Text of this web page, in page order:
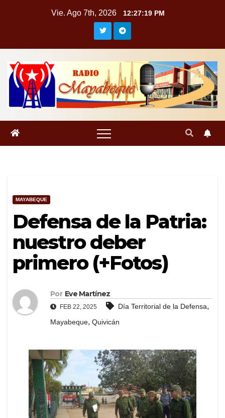
Vie. Ago 7th, 2026 12:27:19 PM
MAYABEQUE
Defensa de la Patria:
nuestro deber
primero (+Fotos)
Por Eve Martínez
FEB 22, 2025 Día Territorial de la Defensa,
Mayabeque, Quivicán